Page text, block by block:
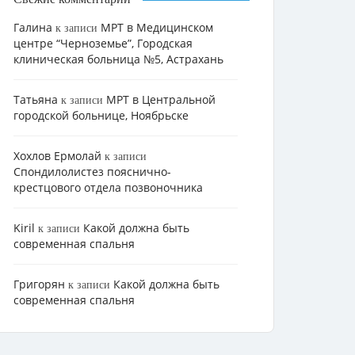
Галина к записи МРТ в Медицинском
центре “Черноземье”, Городская
клиническая больница №5, Астрахань
Татьяна к записи МРТ в Центральной
городской больнице, Ноябрьске
Хохлов Ермолай к записи
Cпондилолистез пояснично-
крестцового отдела позвоночника
Kiril к записи Какой должна быть
современная спальня
Григорян к записи Какой должна быть
современная спальня